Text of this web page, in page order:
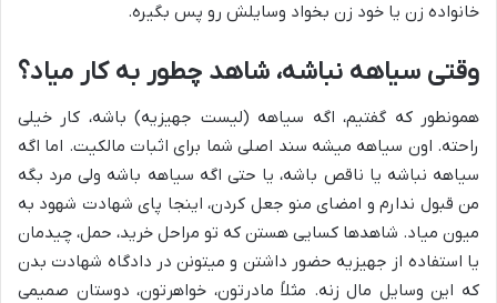
خانواده زن یا خود زن بخواد وسایلش رو پس بگیره.
وقتی سیاهه نباشه، شاهد چطور به کار میاد؟
همونطور که گفتیم، اگه سیاهه (لیست جهیزیه) باشه، کار خیلی
راحته. اون سیاهه میشه سند اصلی شما برای اثبات مالکیت. اما اگه
سیاهه نباشه یا ناقص باشه، یا حتی اگه سیاهه باشه ولی مرد بگه
من قبول ندارم و امضای منو جعل کردن، اینجا پای شهادت شهود به
میون میاد. شاهدها کسایی هستن که تو مراحل خرید، حمل، چیدمان
یا استفاده از جهیزیه حضور داشتن و میتونن در دادگاه شهادت بدن
که این وسایل مال زنه. مثلاً مادرتون، خواهرتون، دوستان صمیمی